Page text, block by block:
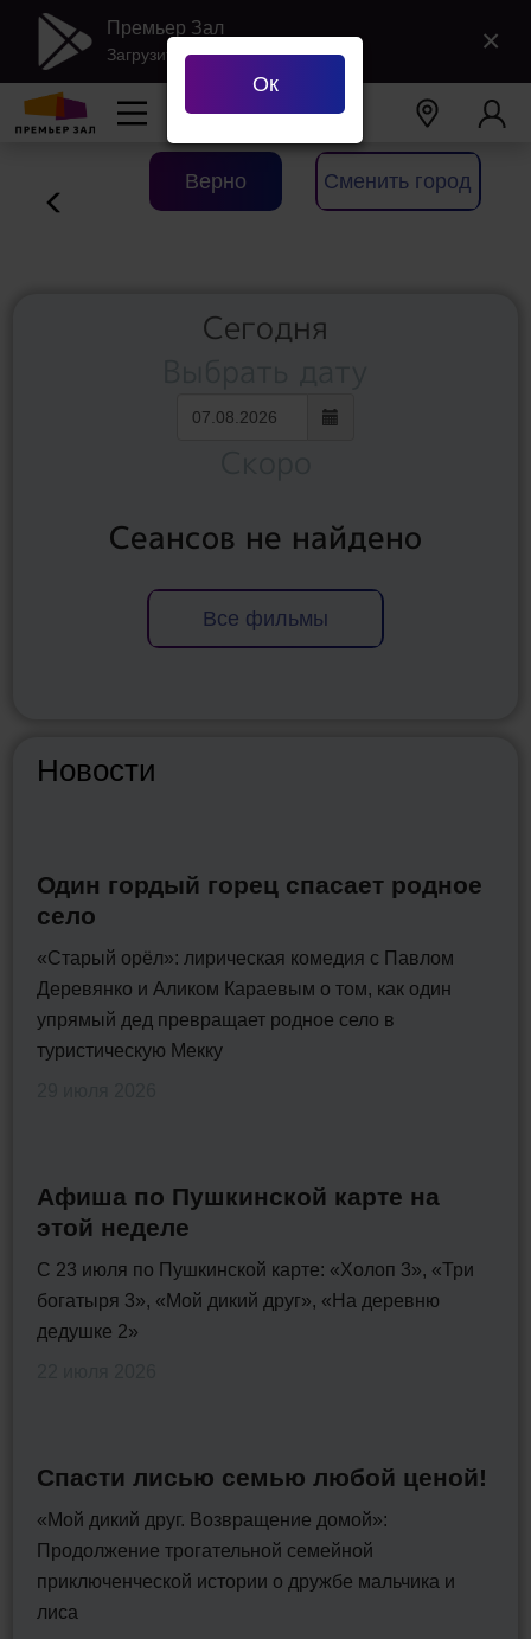
Премьер Зал
Загрузить в Google Play ×
Ваш городЕкатеринбург
Верно Сменить город
Сегодня
Сеансов не найдено
Все фильмы
Новости
Один гордый горец спасает родное
село
«Старый орёл»: лирическая комедия с Павлом
Деревянко и Аликом Караевым о том, как один
упрямый дед превращает родное село в
туристическую Мекку
Афиша по Пушкинской карте на
этой неделе
С 23 июля по Пушкинской карте: «Холоп 3», «Три
богатыря 3», «Мой дикий друг», «На деревню
дедушке 2»
Спасти лисью семью любой ценой!
«Мой дикий друг. Возвращение домой»:
Продолжение трогательной семейной
приключенческой истории о дружбе мальчика и
лиса
Ок